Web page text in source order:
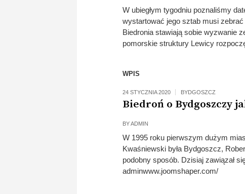
W ubiegłym tygodniu poznaliśmy
wystartować jego sztab musi
Biedronia stawiają sobie wyzwanie
pomorskie struktury Lewicy
WPIS
24 STYCZNIA 2020 BYDGOSZCZ
Biedroń o Bydgoszczy
BYADMIN
W 1995 roku pierwszym dużym
Kwaśniewski była Bydgoszcz,
podobny sposób. Dzisiaj zawiązał
adminwww.joomshaper.com/